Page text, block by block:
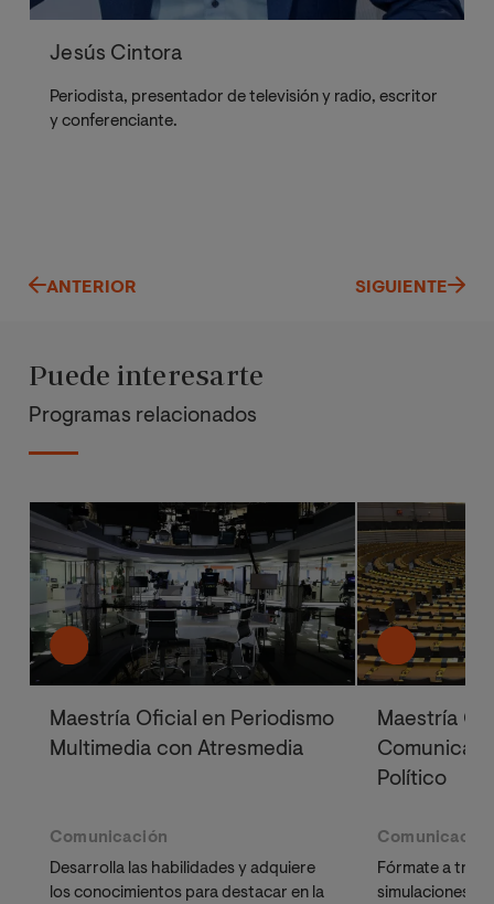
Jesús Cintora
Periodista, presentador de televisión y radio, escritor
y conferenciante.
ANTERIOR SIGUIENTE
Puede interesarte
Programas relacionados
Maestría Oficial en Periodismo
Multimedia con Atresmedia
Comunicación
Desarrolla las habilidades y adquiere
los conocimientos para destacar en la
Maestría
Político
Comunicación
Fórmate a
simulaciones